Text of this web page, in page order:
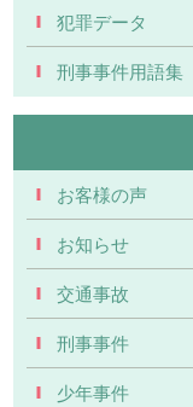
犯罪データ
刑事事件用語集
お客様の声
お知らせ
交通事故
刑事事件
少年事件